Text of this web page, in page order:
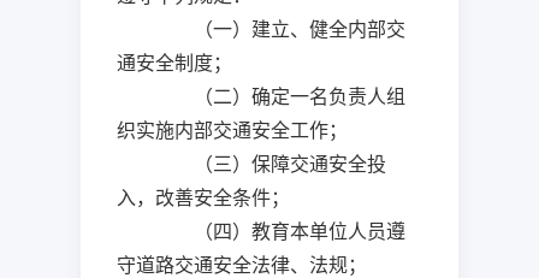
（一）建立、健全内部交
通安全制度；
（二）确定一名负责人组
织实施内部交通安全工作；
（三）保障交通安全投
入，改善安全条件；
（四）教育本单位人员遵
守道路交通安全法律、法规；